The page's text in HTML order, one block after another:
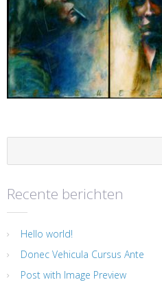
Recente berichten
Hello world!
Donec Vehicula Cursus Ante
Post with Image Preview